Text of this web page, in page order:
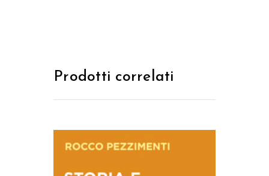
Prodotti correlati